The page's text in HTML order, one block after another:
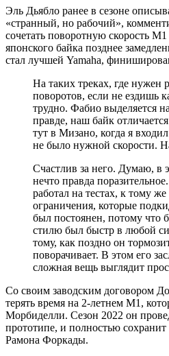
Эль Дьябло ранее в сезоне
«странный, но рабочий»,
сочетать поворотную скорость
японского байка позднее
стал лучшей Yamaha,
На таких треках, где нужен
поворотов, если не ездишь
трудно. Фабио выделяется
правде, наш байк
тут в Мизано, когда я
не было нужной скорости.
Счастлив за него. Думаю, в
нечто правда
работал на тестах, к тому
ограничения, которые
был постоянен, потому что
стилю был быстр в любой
тому, как поздно он
поворачивает. В этом его
сложная вещь выглядит
Со своим заводским договором
терять время на 2-летнем М1,
Морбиделли. Сезон 2022 он
прототипе, и полностью
Рамона Форкады.